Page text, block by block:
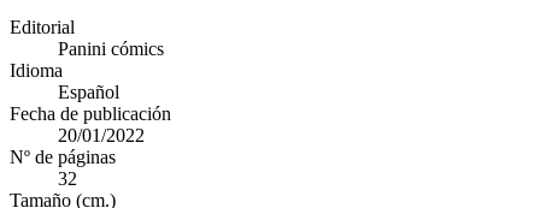
Editorial
Panini cómics
Idioma
Español
Fecha de publicación
20/01/2022
Nº de páginas
32
Tamaño (cm.)